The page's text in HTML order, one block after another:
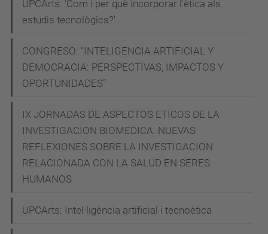
UPCArts: 'Com i per què incorporar l'ètica als
estudis tecnològics?'
CONGRESO: “INTELIGENCIA ARTIFICIAL Y
DEMOCRACIA: PERSPECTIVAS, IMPACTOS Y
OPORTUNIDADES”
IX JORNADAS DE ASPECTOS ETICOS DE LA
INVESTIGACION BIOMEDICA: NUEVAS
REFLEXIONES SOBRE LA INVESTIGACION
RELACIONADA CON LA SALUD EN SERES
HUMANOS
UPCArts: Intel·ligència artificial i tecnoètica